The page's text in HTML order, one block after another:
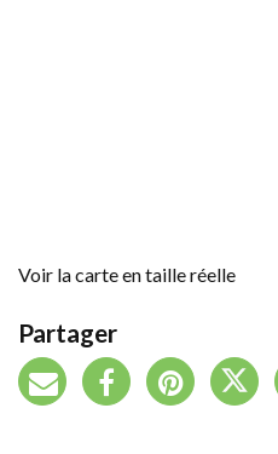
Voir la carte en taille réelle
Partager